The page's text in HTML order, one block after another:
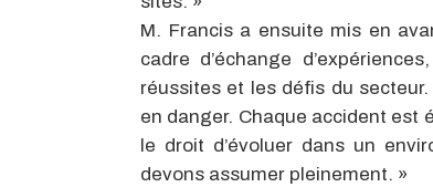
M. Francis a ensuite mis en
cadre d’échange
réussites et les défis du
en danger. Chaque accident est
le droit d’évoluer dans un
devons assumer pleinement. »